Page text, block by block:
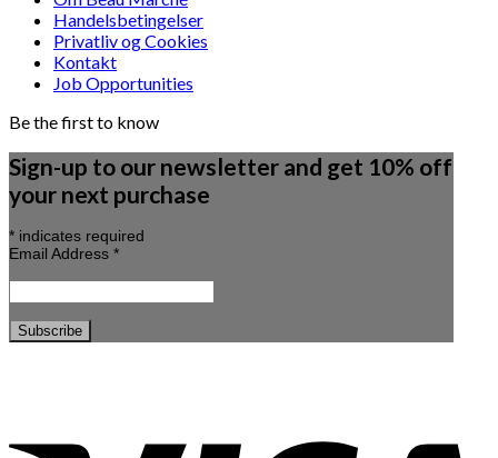
Handelsbetingelser
Privatliv og Cookies
Kontakt
Job Opportunities
Be the first to know
Sign-up to our newsletter and get 10% off
your next purchase
* indicates required
Email Address *